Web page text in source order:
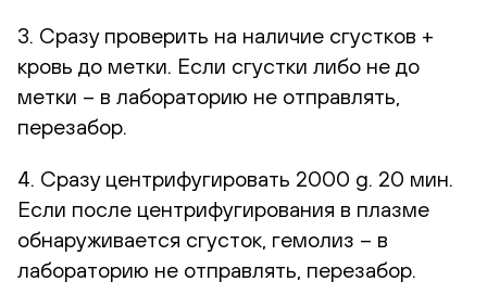
3. Сразу проверить на наличие сгустков +
кровь до метки. Если сгустки либо не до
метки – в лабораторию не отправлять,
перезабор.
4. Сразу центрифугировать 2000 g. 20 мин.
Если после центрифугирования в плазме
обнаруживается сгусток, гемолиз – в
лабораторию не отправлять, перезабор.